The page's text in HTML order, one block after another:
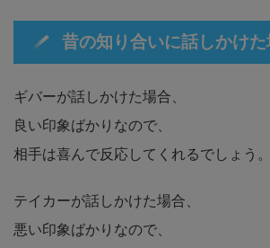
昔の知り合いに話しかけ
ギバーが話しかけた場合、
良い印象ばかりなので、
相手は喜んで反応してくれるでしょう。
テイカーが話しかけた場合、
悪い印象ばかりなので、